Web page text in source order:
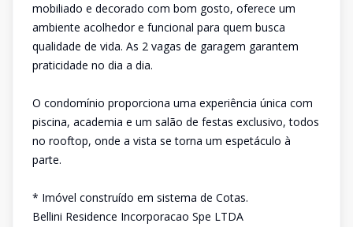
mobiliado e decorado com bom gosto, oferece um
ambiente acolhedor e funcional para quem busca
qualidade de vida. As 2 vagas de garagem garantem
praticidade no dia a dia.
O condomínio proporciona uma experiência única com
piscina, academia e um salão de festas exclusivo, todos
no rooftop, onde a vista se torna um espetáculo à
parte.
* Imóvel construído em sistema de Cotas.
Bellini Residence Incorporacao Spe LTDA